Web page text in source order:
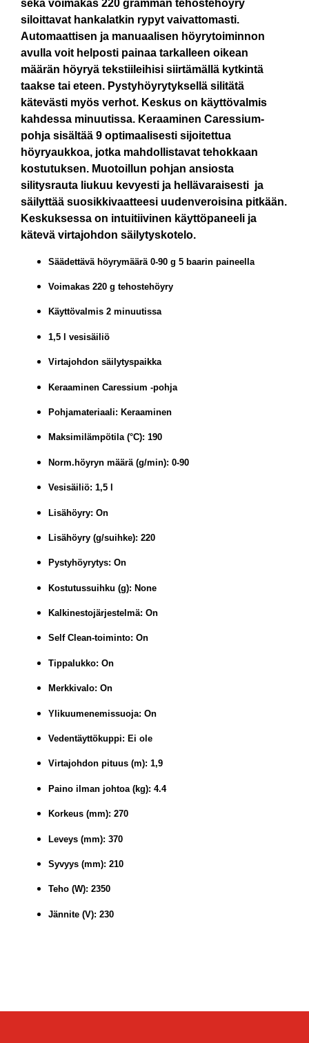
sekä voimakas 220 gramman tehostehöyry
siloittavat hankalatkin rypyt vaivattomasti.
Automaattisen ja manuaalisen höyrytoiminnon
avulla voit helposti painaa tarkalleen oikean
määrän höyryä tekstiileihisi siirtämällä kytkintä
taakse tai eteen. Pystyhöyrytyksellä silitätä
kätevästi myös verhot. Keskus on käyttövalmis
kahdessa minuutissa. Keraaminen Caressium-
pohja sisältää 9 optimaalisesti sijoitettua
höyryaukkoa, jotka mahdollistavat tehokkaan
kostutuksen. Muotoillun pohjan ansiosta
silitysrauta liukuu kevyesti ja hellävaraisesti  ja
säilyttää suosikkivaatteesi uudenveroisina pitkään.
Keskuksessa on intuitiivinen käyttöpaneeli ja
kätevä virtajohdon säilytyskotelo.
Säädettävä höyrymäärä 0-90 g 5 baarin paineella
Voimakas 220 g tehostehöyry
Käyttövalmis 2 minuutissa
1,5 l vesisäiliö
Virtajohdon säilytyspaikka
Keraaminen Caressium -pohja
Pohjamateriaali: Keraaminen
Maksimilämpötila (°C): 190
Norm.höyryn määrä (g/min): 0-90
Vesisäiliö: 1,5 l
Lisähöyry: On
Lisähöyry (g/suihke): 220
Pystyhöyrytys: On
Kostutussuihku (g): None
Kalkinestojärjestelmä: On
Self Clean-toiminto: On
Tippalukko: On
Merkkivalo: On
Ylikuumenemissuoja: On
Vedentäyttökuppi: Ei ole
Virtajohdon pituus (m): 1,9
Paino ilman johtoa (kg): 4.4
Korkeus (mm): 270
Leveys (mm): 370
Syvyys (mm): 210
Teho (W): 2350
Jännite (V): 230